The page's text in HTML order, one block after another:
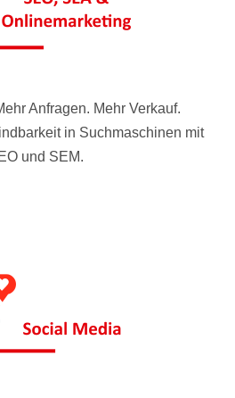
Anfragen. Mehr Verkauf.
in Suchmaschinen mit
und SEM.